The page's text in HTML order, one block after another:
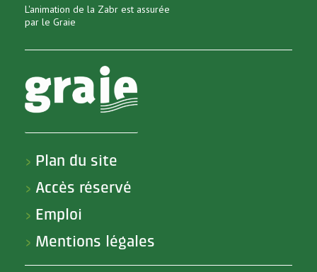
L'animation de la Zabr est assurée
par le Graie
> Plan du site
> Accès réservé
> Emploi
> Mentions légales